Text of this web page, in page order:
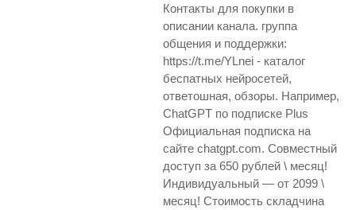
Контакты для покупки в
описании канала. группа
общения и поддержки:
https://t.me/YLnei - каталог
беспатных нейросетей,
ответошная, обзоры. Например,
ChatGPT по подписке Plus
Официальная подписка на
сайте chatgpt.com. Совместный
доступ за 650 рублей \ месяц!
Индивидуальный — от 2099 \
месяц! Стоимость складчина